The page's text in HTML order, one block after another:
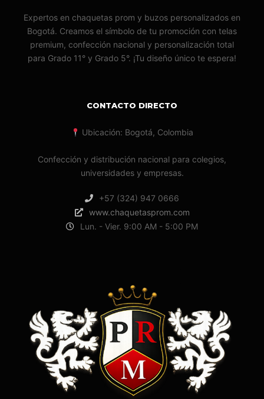
Expertos en chaquetas prom y buzos personalizados en
Bogotá. Creamos el símbolo de tu promoción con telas
premium, confección nacional y personalización total
para Grado 11° y Grado 5°. ¡Tu diseño único te espera!
CONTACTO DIRECTO
Ubicación: Bogotá, Colombia
Confección y distribución nacional para colegios,
universidades y empresas.
+57 (324) 947 0666
www.chaquetasprom.com
Lun. - Vier. 9:00 AM - 5:00 PM